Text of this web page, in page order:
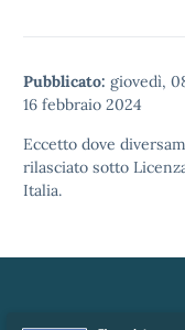
Pubblicato: giovedì,
16 febbraio 2024
Eccetto dove
rilasciato sotto
Italia.